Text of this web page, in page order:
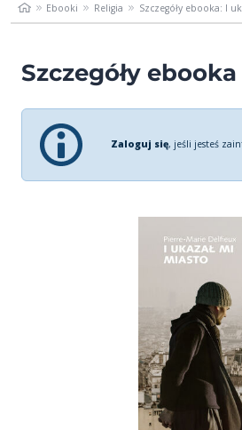
Ebooki Religia Szczegóły ebooka: I
Szczegóły ebooka
Zaloguj się, jeśli jesteś